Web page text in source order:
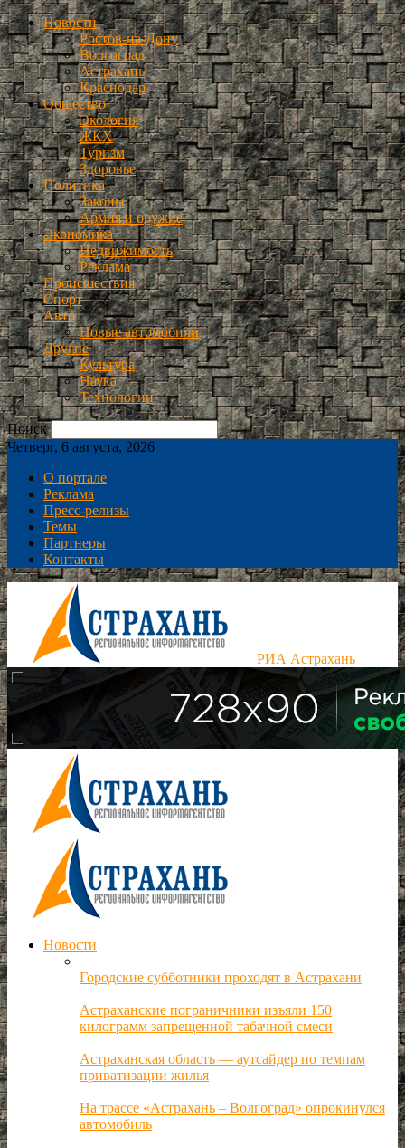
Новости
Ростов-на-Дону
Волгоград
Астрахань
Краснодар
Общество
Экология
ЖКХ
Туризм
Здоровье
Политика
Законы
Армия и оружие
Экономика
Недвижимость
Реклама
Происшествия
Спорт
Авто
Новые автомобили
Другие
Культура
Наука
Технологии
Поиск
Четверг, 6 августа, 2026
О портале
Реклама
Пресс-релизы
Темы
Партнеры
Контакты
РИА Астрахань
Новости
Городские субботники проходят в Астрахани
Астраханские пограничники изъяли 150
килограмм запрещенной табачной смеси
Астраханская область — аутсайдер по темпам
приватизации жилья
На трассе «Астрахань – Волгоград» опрокинулся
автомобиль